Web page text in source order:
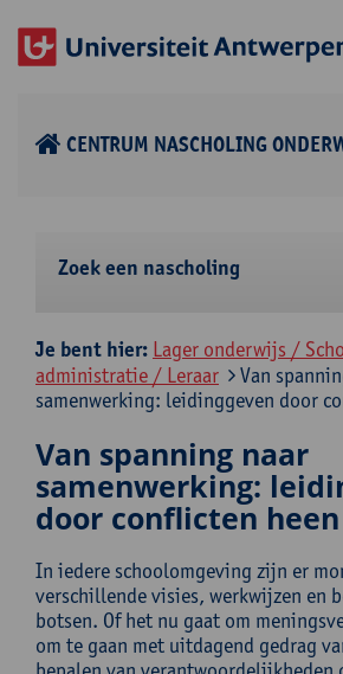
CENTRUM NASCHOLING
Zoek een nascholing
Je bent hier: Lager onderwijs /
administratie / Leraar
Van
samenwerking: leidinggeven door
Van spanning naar
samenwerking:
door conflicten heen
In iedere schoolomgeving zijn er
verschillende visies, werkwijzen en
botsen. Of het nu gaat om
om te gaan met uitdagend gedrag